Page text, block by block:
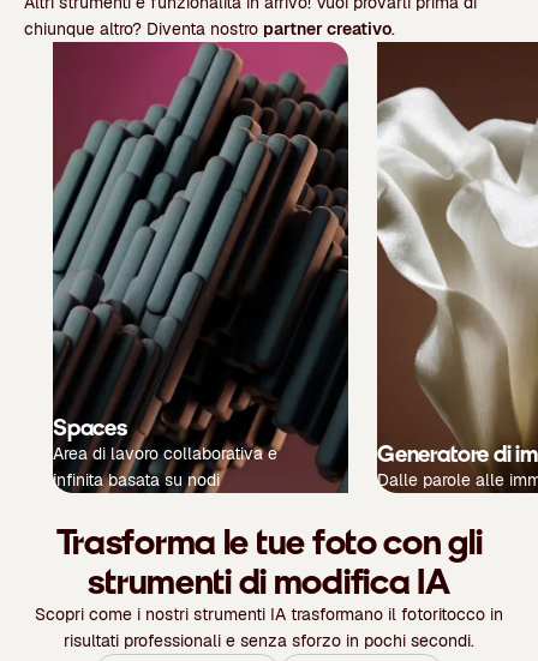
chiunque altro? Diventa nostro partner creativo.
Spaces
Area di lavoro collaborativa e
infinita basata su nodi
Generatore di
Dalle parole alle
Trasforma le tue foto con gli
strumenti di modifica IA
Scopri come i nostri strumenti IA trasformano il fotoritocco in
risultati professionali e senza sforzo in pochi secondi.